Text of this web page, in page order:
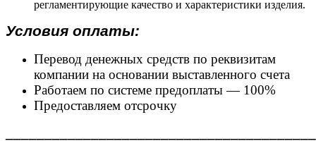
регламентирующие качество и характеристики изделия.
Условия оплаты:
Перевод денежных средств по реквизитам
компании на основании выставленного счета
Работаем по системе предоплаты — 100%
Предоставляем отсрочку